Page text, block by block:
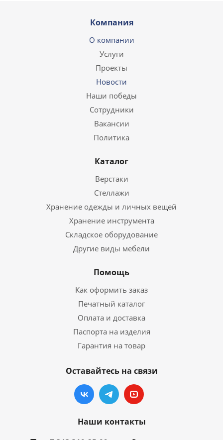
Компания
О компании
Услуги
Проекты
Новости
Наши победы
Сотрудники
Вакансии
Политика
Каталог
Верстаки
Стеллажи
Хранение одежды и личных вещей
Хранение инструмента
Складское оборудование
Другие виды мебели
Помощь
Как оформить заказ
Печатный каталог
Оплата и доставка
Паспорта на изделия
Гарантия на товар
Оставайтесь на связи
Наши контакты